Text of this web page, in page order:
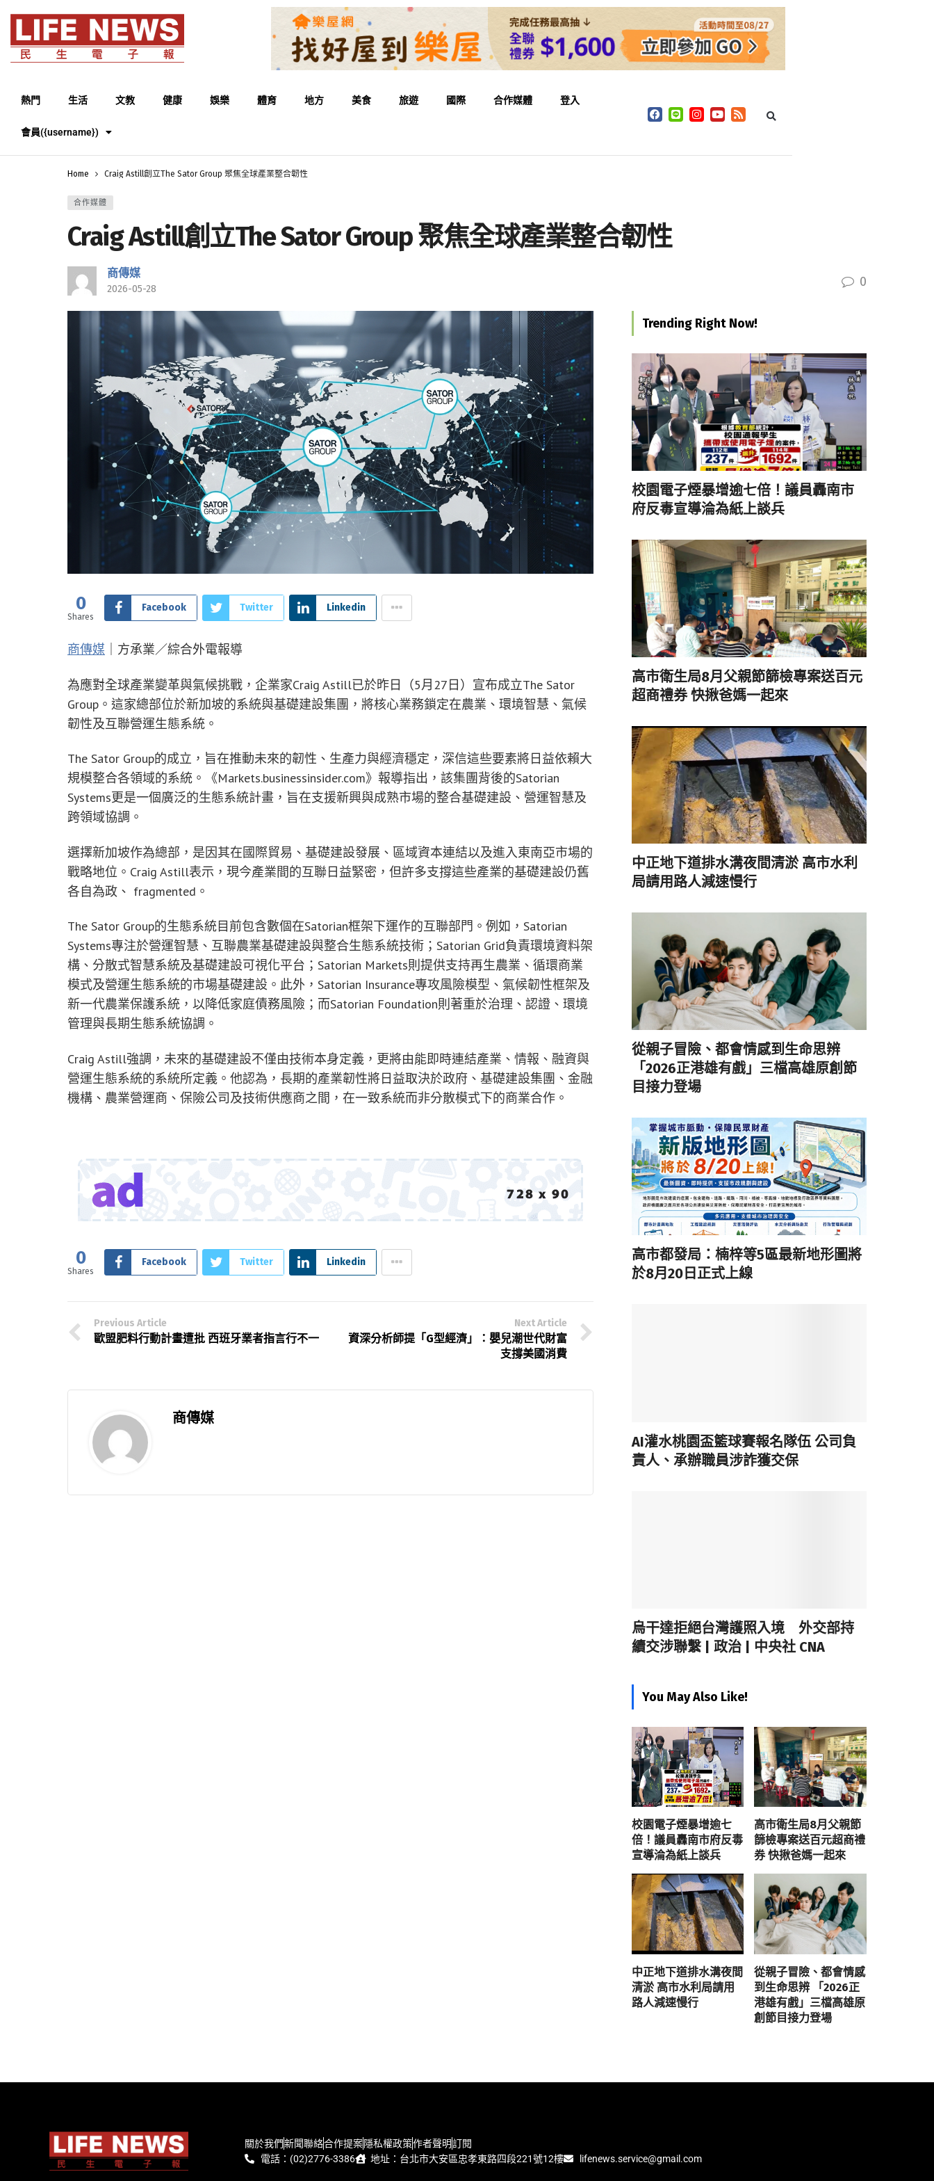
熱門 生活 文教 健康 娛樂 體育 地方 美食 旅遊 國際 合作媒體 登入
會員({username})
Home Craig Astill創立The Sator Group 聚焦全球產業整合韌性
合作媒體
Craig Astill創立The Sator Group 聚焦全球產業整合韌性
商傳媒
2026-05-28 0
0
Shares
Facebook Twitter Linkedin
商傳媒 ｜方承業／綜合外電報導
為應對全球產業變革與氣候挑戰，企業家Craig Astill已於昨日（5月27日）宣布成立The Sator
Group。這家總部位於新加坡的系統與基礎建設集團，將核心業務鎖定在農業、環境智慧、氣候
韌性及互聯營運生態系統。
The Sator Group的成立，旨在推動未來的韌性、生產力與經濟穩定，深信這些要素將日益依賴大
規模整合各領域的系統。《Markets.businessinsider.com》報導指出，該集團背後的Satorian
Systems更是一個廣泛的生態系統計畫，旨在支援新興與成熟市場的整合基礎建設、營運智慧及
跨領域協調。
選擇新加坡作為總部，是因其在國際貿易、基礎建設發展、區域資本連結以及進入東南亞市場的
戰略地位。Craig Astill表示，現今產業間的互聯日益緊密，但許多支撐這些產業的基礎建設仍舊
各自為政、 fragmented。
The Sator Group的生態系統目前包含數個在Satorian框架下運作的互聯部門。例如，Satorian
Systems專注於營運智慧、互聯農業基礎建設與整合生態系統技術；Satorian Grid負責環境資料架
構、分散式智慧系統及基礎建設可視化平台；Satorian Markets則提供支持再生農業、循環商業
模式及營運生態系統的市場基礎建設。此外，Satorian Insurance專攻風險模型、氣候韌性框架及
新一代農業保護系統，以降低家庭債務風險；而Satorian Foundation則著重於治理、認證、環境
管理與長期生態系統協調。
Craig Astill強調，未來的基礎建設不僅由技術本身定義，更將由能即時連結產業、情報、融資與
營運生態系統的系統所定義。他認為，長期的產業韌性將日益取決於政府、基礎建設集團、金融
機構、農業營運商、保險公司及技術供應商之間，在一致系統而非分散模式下的商業合作。
0
Shares
Facebook Twitter Linkedin
Previous Article
歐盟肥料行動計畫遭批 西班牙業者指言行不一
Next Article
資深分析師提「G型經濟」：嬰兒潮世代財富
支撐美國消費
商傳媒
Trending Right Now!
校園電子煙暴增逾七倍！議員轟南市
府反毒宣導淪為紙上談兵
高市衛生局8月父親節篩檢專案送百元
超商禮券 快揪爸媽一起來
中正地下道排水溝夜間清淤 高市水利
局請用路人減速慢行
從親子冒險、都會情感到生命思辨
「2026正港雄有戲」三檔高雄原創節
目接力登場
高市都發局：楠梓等5區最新地形圖將
於8月20日正式上線
AI灌水桃園盃籃球賽報名隊伍 公司負
責人、承辦職員涉詐獲交保
烏干達拒絕台灣護照入境 外交部持
續交涉聯繫 | 政治 | 中央社 CNA
You May Also Like!
校園電子煙暴增逾七
倍！議員轟南市府反毒
宣導淪為紙上談兵
高市衛生局8月父親節
篩檢專案送百元超商禮
券 快揪爸媽一起來
中正地下道排水溝夜間
清淤 高市水利局請用
路人減速慢行
從親子冒險、都會情感
到生命思辨 「2026正
港雄有戲」三檔高雄原
創節目接力登場
關於我們新聞聯絡合作提案隱私權政策作者聲明訂閱
電話：(02)2776-3386
地址：台北市大安區忠孝東路四段221號12樓 lifenews.service@gmail.com